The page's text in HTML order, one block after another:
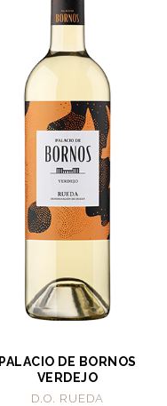
PALACIO DE BORNOS
VERDEJO
D.O. RUEDA